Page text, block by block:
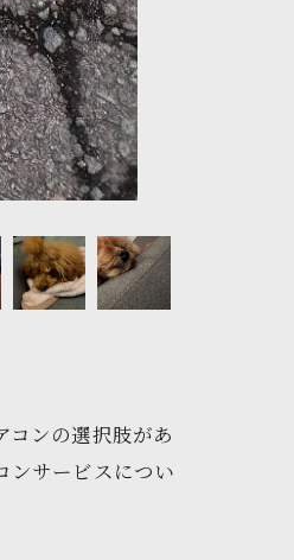
ンの選択肢があ
ンサービスについ